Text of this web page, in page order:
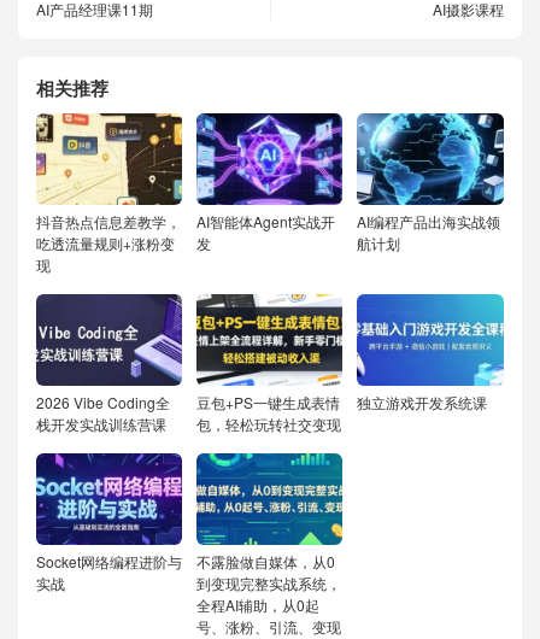
AI产品经理课11期
AI摄影课程
相关推荐
抖音热点信息差教学，
吃透流量规则+涨粉变
现
AI智能体Agent实战开
发
AI编程产品出海实战领
航计划
2026 Vibe Coding全
栈开发实战训练营课
豆包+PS一键生成表情
包，轻松玩转社交变现
独立游戏开发系统课
Socket网络编程进阶与
实战
不露脸做自媒体，从0
到变现完整实战系统，
全程AI辅助，从0起
号、涨粉、引流、变现